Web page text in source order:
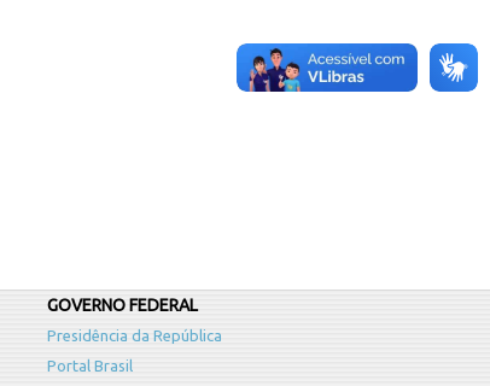
GOVERNO FEDERAL
Presidência da República
Portal Brasil